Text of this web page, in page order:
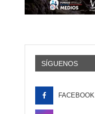
SÍGUENOS
FACEBOOK